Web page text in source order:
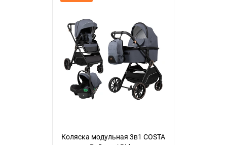
Коляска модульная 3в1 COSTA